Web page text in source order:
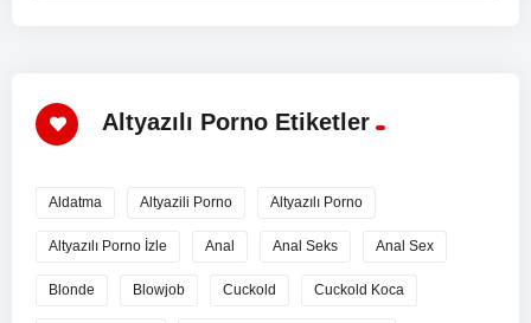
Altyazılı Porno Etiketler
Aldatma Altyazili Porno Altyazılı Porno
Altyazılı Porno İzle Anal Anal Seks Anal Sex
Blonde Blowjob Cuckold Cuckold Koca